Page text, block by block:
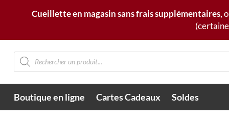
Cueillette en magasin sans frais supplémentaires,
Recherche
de
produits
Boutique en ligne Cartes Cadeaux Soldes